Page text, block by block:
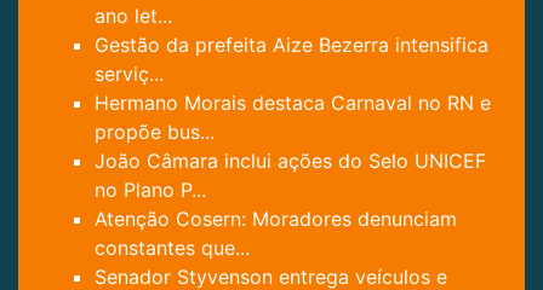
ano let...
Gestão da prefeita Aize Bezerra intensifica
serviç...
Hermano Morais destaca Carnaval no RN e
propõe bus...
João Câmara inclui ações do Selo UNICEF
no Plano P...
Atenção Cosern: Moradores denunciam
constantes que...
Senador Styvenson entrega veículos e